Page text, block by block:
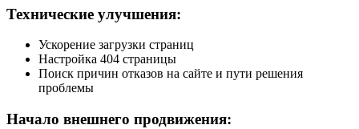
Технические улучшения:
Ускорение загрузки страниц
Настройка 404 страницы
Поиск причин отказов на сайте и пути решения
проблемы
Начало внешнего продвижения: